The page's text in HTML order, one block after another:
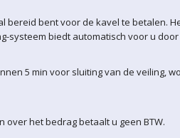
bent voor de kavel te betalen.
biedt automatisch voor u
5 min voor sluiting van de veiling,
over het bedrag betaalt u geen BTW.